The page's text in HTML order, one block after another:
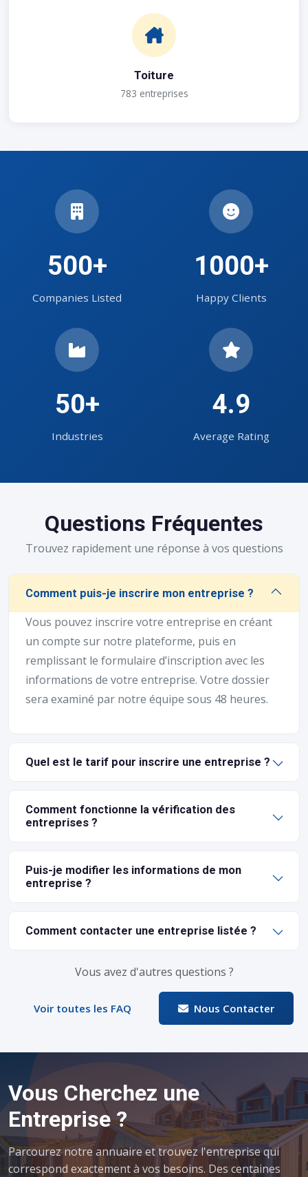
Toiture
783 entreprises
500+
Companies Listed
1000+
Happy Clients
50+
Industries
4.9
Average Rating
Questions Fréquentes
Trouvez rapidement une réponse à vos questions
Comment puis-je inscrire mon entreprise ?
Vous pouvez inscrire votre entreprise en créant
un compte sur notre plateforme, puis en
remplissant le formulaire d’inscription avec les
informations de votre entreprise. Votre dossier
sera examiné par notre équipe sous 48 heures.
Quel est le tarif pour inscrire une entreprise ?
Comment fonctionne la vérification des
entreprises ?
Puis-je modifier les informations de mon
entreprise ?
Comment contacter une entreprise listée ?
Vous avez d'autres questions ?
Voir toutes les FAQ Nous Contacter
Vous Cherchez une
Entreprise ?
Parcourez notre annuaire et trouvez l'entreprise qui
correspond exactement à vos besoins. Des centaines